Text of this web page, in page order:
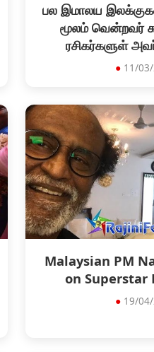
பல இமாலய
மூலம் வென்றவர்
ரசிகர்களுள்
● 11/
Malaysian PM
on Superstar
● 19/